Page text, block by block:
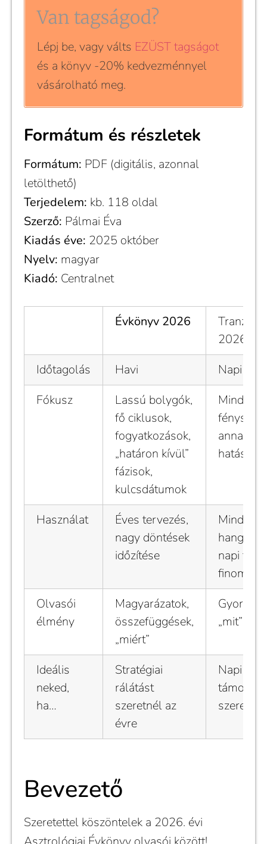
Van tagságod?
Lépj be, vagy válts EZÜST tagságot
és a könyv -20% kedvezménnyel
vásárolható meg.
Formátum és részletek
Formátum: PDF (digitális, azonnal
letölthető)
Terjedelem: kb. 118 oldal
Szerző: Pálmai Éva
Kiadás éve: 2025 október
Nyelv: magyar
Kiadó: Centralnet
Évkönyv 2026
2026
Időtagolás
Havi
Napi
Fókusz
Lassú bolygók,
fő ciklusok,
fogyatkozások,
„határon kívül”
fázisok,
kulcsdátumok
Minden
annak
hatása
Használat
Éves tervezés,
nagy döntések
időzítése
napi
Olvasói
élmény
Magyarázatok,
összefüggések,
„miért”
Gyors
„mit” és
Ideális
neked,
ha…
Stratégiai
rálátást
szeretnél az
évre
Napi
szeretnél
Bevezető
Szeretettel köszöntelek a 2026. évi